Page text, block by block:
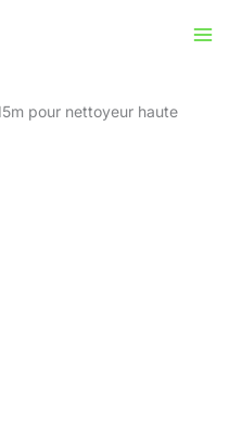
pour nettoyeur haute